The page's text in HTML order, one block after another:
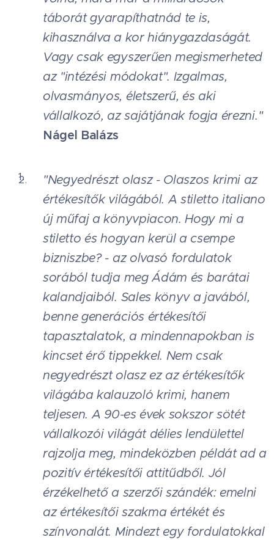
táborát gyarapíthatnád te is,
kihasználva a kor hiánygazdaságát.
Vagy csak egyszerűen megismerheted
az "intézési módokat". Izgalmas,
olvasmányos, életszerű, és aki
vállalkozó, az sajátjának fogja érezni."
Nágel Balázs
"Negyedrészt olasz - Olaszos krimi az
értékesítők világából. A stiletto italiano
új műfaj a könyvpiacon. Hogy mi a
stiletto és hogyan kerül a csempe
bizniszbe? - az olvasó fordulatok
sorából tudja meg Ádám és barátai
kalandjaiból. Sales könyv a javából,
benne generációs értékesítői
tapasztalatok, a mindennapokban is
kincset érő tippekkel. Nem csak
negyedrészt olasz ez az értékesítők
világába kalauzoló krimi, hanem
teljesen. A 90-es évek sokszor sötét
vállalkozói világát délies lendülettel
rajzolja meg, mindeközben példát ad a
pozitív értékesítői attitűdből. Jól
érzékelhető a szerzői szándék: emelni
az értékesítői szakma értékét és
színvonalát. Mindezt egy fordulatokkal